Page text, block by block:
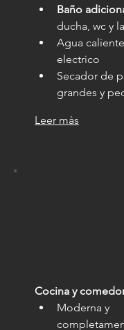
Baño
ducha, wc y
Agua
electrico
Secador de
grandes y
Leer màs
Cocina y
Moderna y